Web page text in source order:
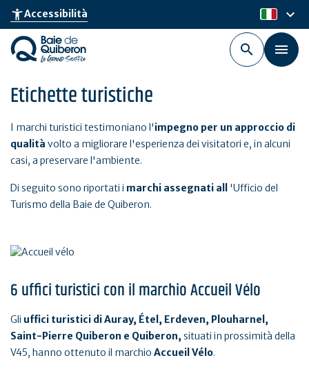
Skip
main
content
accessibility_newAccessibilità it
keyboard_arrow_down
Etichette turistiche
I marchi turistici testimoniano l'impegno per un approccio di
qualità volto a migliorare l'esperienza dei visitatori e, in alcuni
casi, a preservare l'ambiente.
Di seguito sono riportati i marchi assegnati all
'Ufficio del
Turismo della Baie de Quiberon.
6 uffici turistici con il marchio Accueil Vélo
Gli uffici turistici di Auray, Étel, Erdeven, Plouharnel,
Saint-Pierre Quiberon e Quiberon, situati in prossimità della
V45, hanno ottenuto il marchio Accueil Vélo.